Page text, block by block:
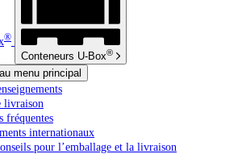
®
Conteneurs U-Box®
menu principal
livraison
fréquentes
internationaux
pour l’emballage et la livraison